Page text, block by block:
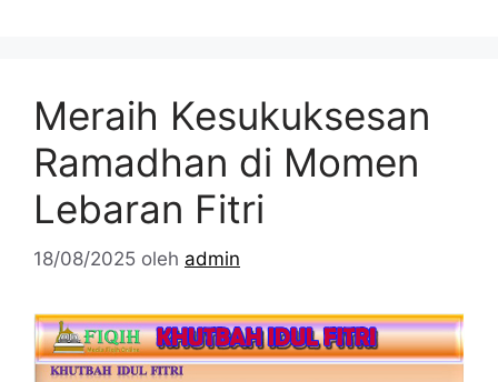
Meraih Kesukuksesan
Ramadhan di Momen
Lebaran Fitri
18/08/2025 oleh admin